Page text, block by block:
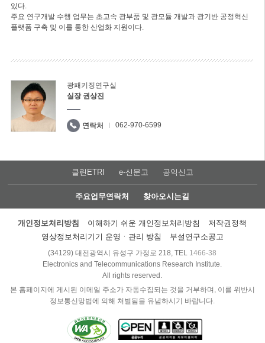
있다.
주요 연구개발 수행 업무는 초고속 광부품 및 광모듈 개발과 광기반 공정혁신
플랫폼 구축 및 이를 통한 산업화 지원이다.
광패키징연구실
실장 권상진
연락처 062-970-6599
클린ETRI e-신문고 공익신고
주요업무연락처 찾아오시는길
개인정보처리방침 이해하기 쉬운 개인정보처리방침
저작권정책
영상정보처리기기 운영ㆍ관리 방침
부설연구소공고
(34129) 대전광역시 유성구 가정로 218, TEL 1466-38
Electronics and Telecommunications Research Institute.
All rights reserved.
본 홈페이지에 게시된 이메일 주소가 자동수집되는 것을 거부하며, 이를 위반시
정보통신망법에 의해 처벌됨을 유념하시기 바랍니다.